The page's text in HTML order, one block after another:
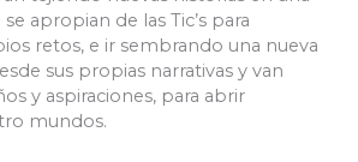
apropian de las Tic’s para
retos, e ir sembrando una nueva
sus propias narrativas y van
y aspiraciones, para abrir
mundos.